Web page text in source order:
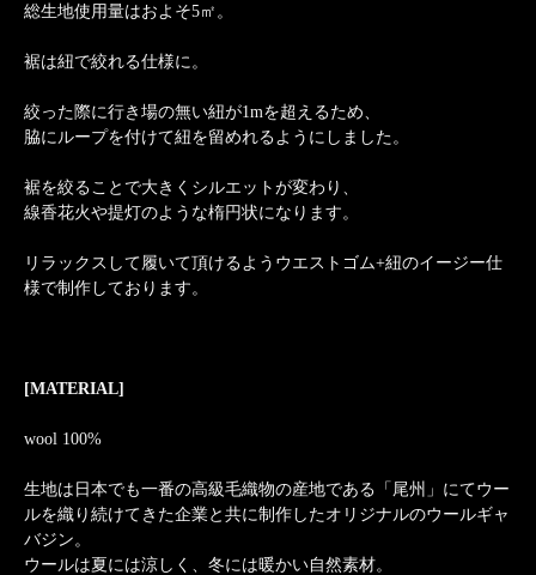
総生地使用量はおよそ5㎡。
裾は紐で絞れる仕様に。
絞った際に行き場の無い紐が1mを超えるため、
脇にループを付けて紐を留めれるようにしました。
裾を絞ることで大きくシルエットが変わり、
線香花火や提灯のような楕円状になります。
リラックスして履いて頂けるようウエストゴム+紐のイージー仕
様で制作しております。
[MATERIAL]
wool 100%
生地は日本でも一番の高級毛織物の産地である「尾州」にてウー
ルを織り続けてきた企業と共に制作したオリジナルのウールギャ
バジン。
ウールは夏には涼しく、冬には暖かい自然素材。